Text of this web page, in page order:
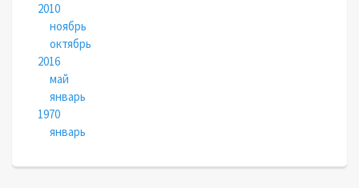
2010
ноябрь
октябрь
2016
май
январь
1970
январь